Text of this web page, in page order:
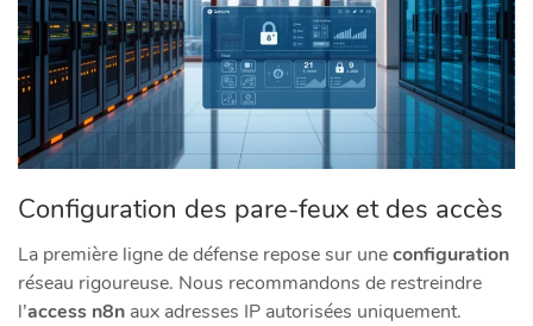
Configuration des pare-feux et des accès
La première ligne de défense repose sur uneconfiguration
réseau rigoureuse. Nous recommandons de restreindre
l’access n8n aux adresses IP autorisées uniquement.